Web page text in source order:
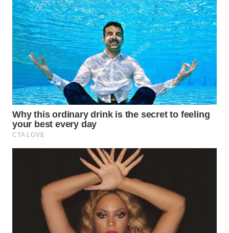
WN
KUNINGAN
WN
MAJALENGKA
WN
SUBANG
WN
SUKABUMI
PURWAKARTA
WN
PRIANGAN
TIMUR